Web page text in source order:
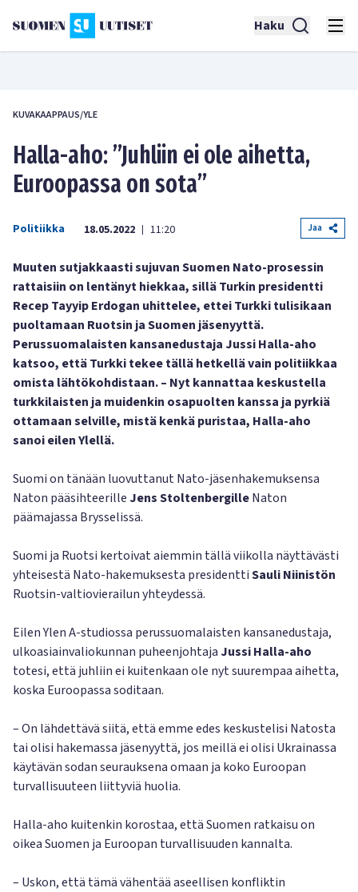
Haku
KUVAKAAPPAUS/YLE
Halla-aho: ”Juhliin ei ole aihetta,
Euroopassa on sota”
Politiikka 18.05.2022 | 11:20 Jaa
Muuten sutjakkaasti sujuvan Suomen Nato-prosessin
rattaisiin on lentänyt hiekkaa, sillä Turkin presidentti
Recep Tayyip Erdogan uhittelee, ettei Turkki tulisikaan
puoltamaan Ruotsin ja Suomen jäsenyyttä.
Perussuomalaisten kansanedustaja Jussi Halla-aho
katsoo, että Turkki tekee tällä hetkellä vain politiikkaa
omista lähtökohdistaan. – Nyt kannattaa keskustella
turkkilaisten ja muidenkin osapuolten kanssa ja pyrkiä
ottamaan selville, mistä kenkä puristaa, Halla-aho
sanoi eilen Ylellä.
Suomi on tänään luovuttanut Nato-jäsenhakemuksensa
Naton pääsihteerille Jens StoltenbergilleNaton
päämajassa Brysselissä.
Suomi ja Ruotsi kertoivat aiemmin tällä viikolla näyttävästi
yhteisestä Nato-hakemuksesta presidenttiSauli Niinistön
Ruotsin-valtiovierailun yhteydessä.
Eilen Ylen A-studiossa perussuomalaisten kansanedustaja,
ulkoasiainvaliokunnan puheenjohtaja Jussi Halla-aho
totesi, että juhliin ei kuitenkaan ole nyt suurempaa aihetta,
koska Euroopassa soditaan.
– On lähdettävä siitä, että emme edes keskustelisi Natosta
tai olisi hakemassa jäsenyyttä, jos meillä ei olisi Ukrainassa
käytävän sodan seurauksena omaan ja koko Euroopan
turvallisuuteen liittyviä huolia.
Halla-aho kuitenkin korostaa, että Suomen ratkaisu on
oikea Suomen ja Euroopan turvallisuuden kannalta.
– Uskon, että tämä vähentää aseellisen konfliktin